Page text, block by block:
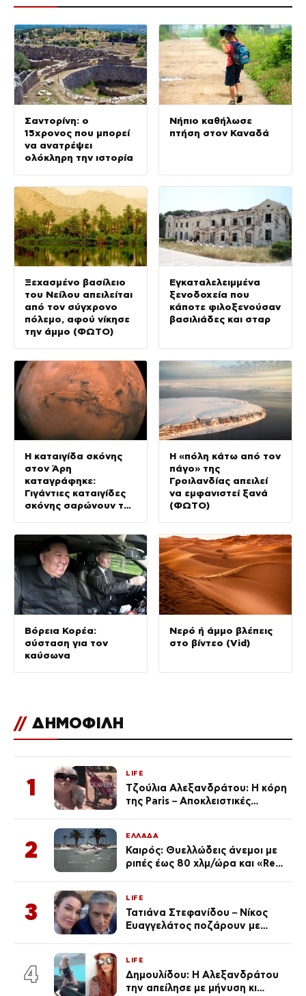
Σαντορίνη: ο
15χρονος που μπορεί
να ανατρέψει
ολόκληρη την ιστορία
Νήπιο καθήλωσε
πτήση στον Καναδά
Ξεχασμένο βασίλειο
του Νείλου απειλείται
από τον σύγχρονο
πόλεμο, αφού νίκησε
την άμμο (ΦΩΤΟ)
Εγκαταλελειμμένα
ξενοδοχεία που
κάποτε φιλοξενούσαν
βασιλιάδες και σταρ
Η καταιγίδα σκόνης
στον Άρη
καταγράφηκε:
Γιγάντιες καταιγίδες
σκόνης σαρώνουν τον
Η «πόλη κάτω από τον
πάγο» της
Γροιλανδίας απειλεί
να εμφανιστεί ξανά
(ΦΩΤΟ)
Βόρεια Κορέα:
σύσταση για τον
καύσωνα
Νερό ή άμμο βλέπεις
στο βίντεο (Vid)
// ΔΗΜΟΦΙΛΗ
1
LIFE
Τζούλια Αλεξανδράτου: Η κόρη
της Paris – Αποκλειστικές
2
ΕΛΛΑΔΑ
Καιρός: Θυελλώδεις άνεμοι με
ριπές έως 80 χλμ/ώρα και «Red
3
LIFE
Τατιάνα Στεφανίδου – Νίκος
Ευαγγελάτος ποζάρουν με
4
LIFE
Δημουλίδου: Η Αλεξανδράτου
την απείλησε με μήνυση κι